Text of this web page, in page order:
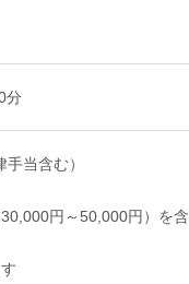
分
当含む）
円～50,000円）を含